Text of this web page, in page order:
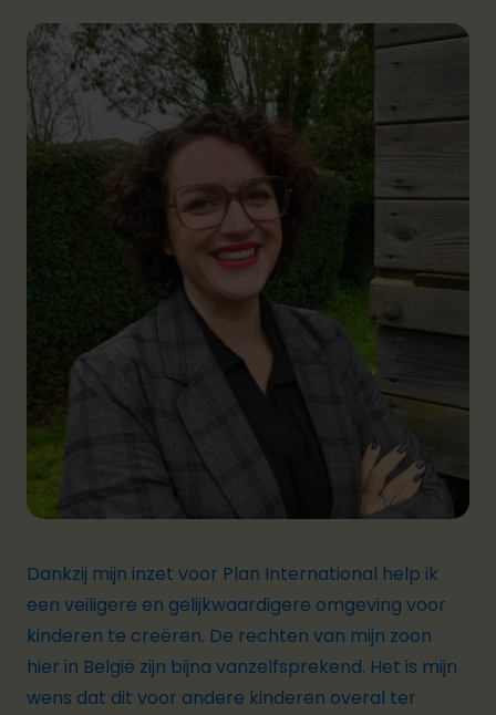
Dankzij mijn inzet voor Plan International help ik
een veiligere en gelijkwaardigere omgeving voor
kinderen te creëren. De rechten van mijn zoon
hier in België zijn bijna vanzelfsprekend. Het is mijn
wens dat dit voor andere kinderen overal ter